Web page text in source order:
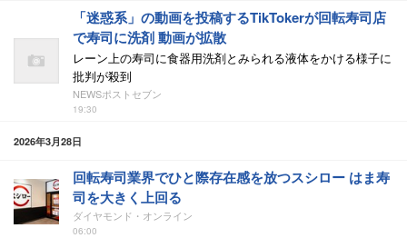
「迷惑系」の動画を投稿するTikTokerが回転寿司店
で寿司に洗剤 動画が拡散
レーン上の寿司に食器用洗剤とみられる液体をかける様子に
批判が殺到
NEWSポストセブン
19:30
2026年3月28日
回転寿司業界でひと際存在感を放つスシロー はま寿
司を大きく上回る
ダイヤモンド・オンライン
06:00